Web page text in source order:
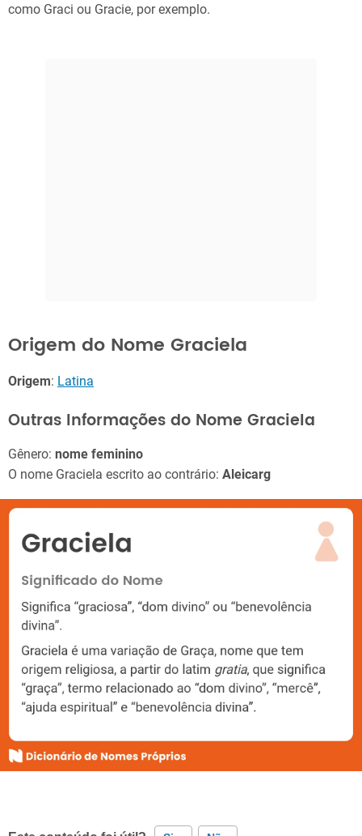
como Graci ou Gracie, por exemplo.
Origem do Nome Graciela
Origem: Latina
Outras Informações do Nome Graciela
Gênero: nome feminino
O nome Graciela escrito ao contrário: Aleicarg